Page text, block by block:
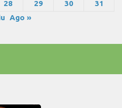
28 29 30
31
Ago »